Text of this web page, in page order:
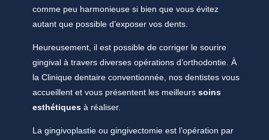
comme peu harmonieuse si bien que vous évitez
autant que possible d’exposer vos dents.
Heureusement, il est possible de corriger le sourire
gingival à travers diverses opérations d’orthodontie. À
la Clinique dentaire conventionnée, nos dentistes vous
accueillent et vous présentent les meilleurs soins
esthétiquesà réaliser.
La gingivoplastie ou gingivectomie est l’opération par